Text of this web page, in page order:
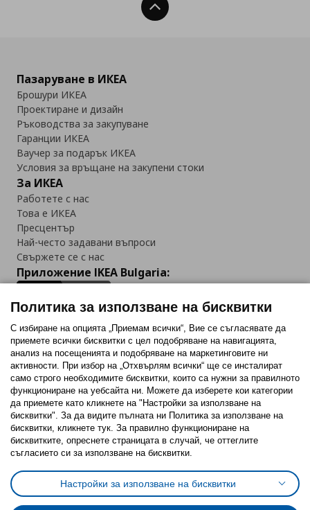
Нагоре
Пазаруване в ИКЕА
Брошури ИКЕА
Проектиране и дизайн
Ръководства за закупуване
Гаранции ИКЕА
Ваучер за подарък ИКЕА
Условия за връщане на закупени стоки
За ИКЕА
Работете с нас
Това е ИКЕА
Пресцентър
Най-често задавани въпроси
Свържете се с нас
Приложение IKEA Bulgaria:
Последвайте ни:
FacebookTwitterYoutubePinterestInstagram
Политика за използване на бисквитки (Cookies)
Избор на настройки за използване на бисквитки
Условия за ползване на ikea.bgОбща политика за личните данни
Политика за защита на личните данни на ikea.bg
Политика за използване на бисквитки
С избиране на опцията „Приемам всички“, Вие се съгласявате да
приемете всички бисквитки с цел подобряване на навигацията,
анализ на посещенията и подобряване на маркетинговите ни
активности. При избор на „Отхвърлям всички“ ще се инсталират
само строго необходимитe бисквитки, които са нужни за правилното
функциониране на уебсайта ни. Можете да изберете кои категории
да приемете като кликнете на "Настройки за използване на
бисквитки". За да видите пълната ни Политика за използване на
бисквитки, кликнете тук. За правилно функциониране на
бисквитките, опреснете страницата в случай, че оттеглите
съгласието си за използване на бисквитки.
Настройки за използване на бисквитки